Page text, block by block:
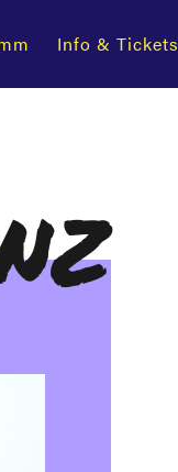
Info & Tickets